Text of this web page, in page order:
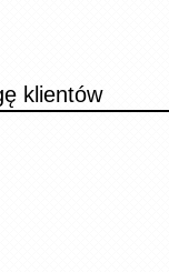
klientów